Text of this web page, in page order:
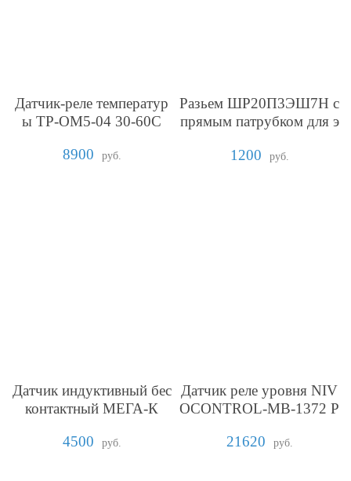
Датчик-реле температур
ы ТР-ОМ5-04 30-60С
8900
руб.
Разьем ШР20П3ЭШ7Н с
прямым патрубком для э
1200
руб.
Датчик индуктивный бес
контактный МЕГА-К
4500
руб.
Датчик реле уровня NIV
OCONTROL-MB-1372 P
21620
руб.